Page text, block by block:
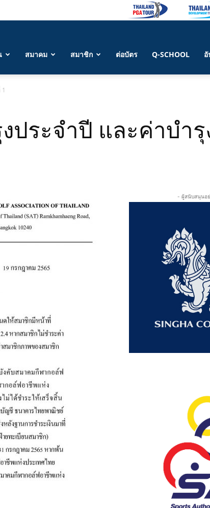
สมาคม สมาชิก ต่อบัตร Q-SCHOOL อั
ประจำปี และค่าบำรุ
- ผู้สนับสนุนอ